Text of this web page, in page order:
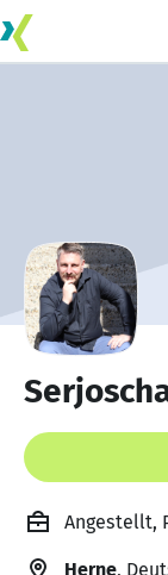
Angestellt,
Herne,